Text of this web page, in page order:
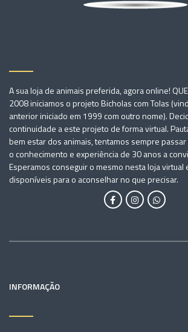
A sua loja de animais preferida, agora online!
2008 iniciamos o projeto Bicholas com Tolas
anterior iniciado em 1999 com outro nome).
continuidade a este projeto de forma virtual.
bem estar dos animais, tentamos sempre
o conhecimento e experiência de 30 anos a
Esperamos conseguir o mesmo nesta loja
disponíveis para o aconselhar no que precisar.
INFORMAÇÃO